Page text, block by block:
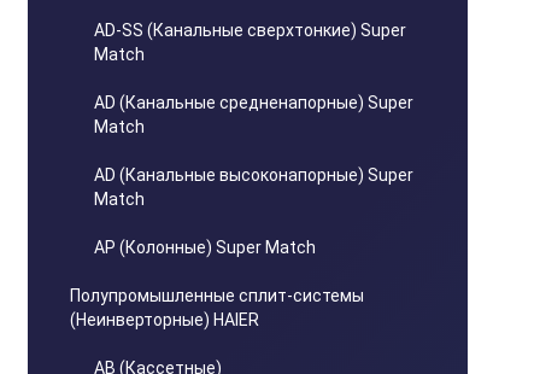
AD-SS (Канальные сверхтонкие) Super
Match
AD (Канальные средненапорные) Super
Match
AD (Канальные высоконапорные) Super
Match
AP (Колонные) Super Match
Полупромышленные сплит-системы
(Неинверторные) HAIER
AB (Кассетные)